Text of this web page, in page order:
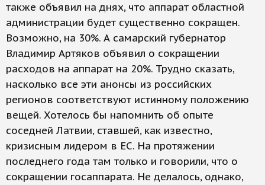
также объявил на днях, что аппарат областной
администрации будет существенно сокращен.
Возможно, на 30%. А самарский губернатор
Владимир Артяков объявил о сокращении
расходов на аппарат на 20%. Трудно сказать,
насколько все эти анонсы из российских
регионов соответствуют истинному положению
вещей. Хотелось бы напомнить об опыте
соседней Латвии, ставшей, как известно,
кризисным лидером в ЕС. На протяжении
последнего года там только и говорили, что о
сокращении госаппарата. Не делалось, однако,